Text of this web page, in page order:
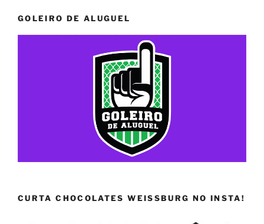
GOLEIRO DE ALUGUEL
CURTA CHOCOLATES WEISSBURG NO INSTA!